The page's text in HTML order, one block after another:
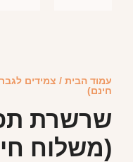
עמוד הבית / צמידים לגבר
חינם)
שרשרת
(משלוח